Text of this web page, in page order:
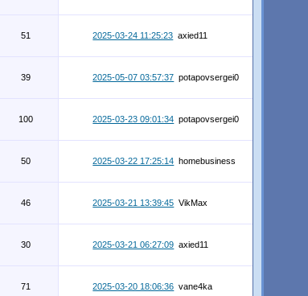
51 2025-03-24 11:25:23 axied11
39 2025-05-07 03:57:37 potapovsergei0
100 2025-03-23 09:01:34 potapovsergei0
50 2025-03-22 17:25:14 homebusiness
46 2025-03-21 13:39:45 VikMax
30 2025-03-21 06:27:09 axied11
71 2025-03-20 18:06:36 vane4ka